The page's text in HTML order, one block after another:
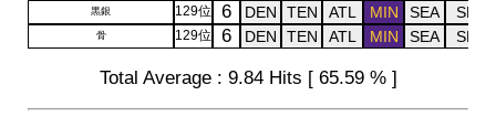
黒銀 129位 6 DEN TEN ATL MIN SEA SF
骨 129位 6 DEN TEN ATL MIN SEA SF
Total Average : 9.84 Hits [ 65.59 % ]